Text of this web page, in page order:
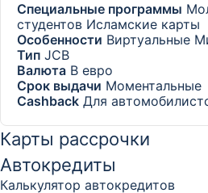
Специальные программы
студентов Исламские карты
Особенности Виртуальные
Тип JCB
Валюта В евро
Срок выдачи Моментальные
Cashback Для
Карты рассрочки
Автокредиты
Калькулятор автокредитов